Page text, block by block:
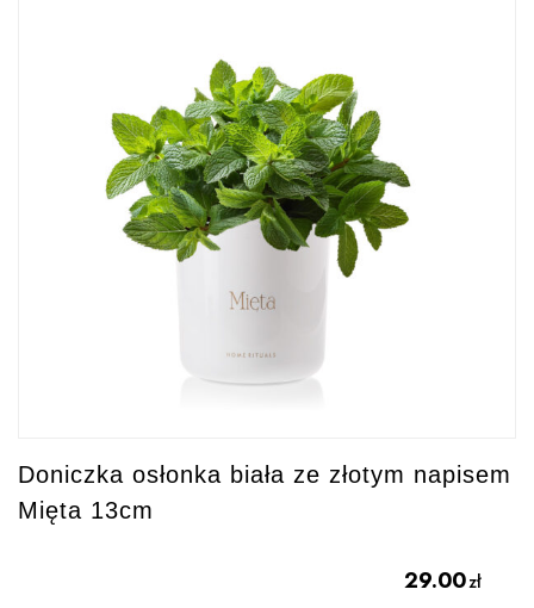
Doniczka osłonka biała ze złotym napisem
Mięta 13cm
29.00zł